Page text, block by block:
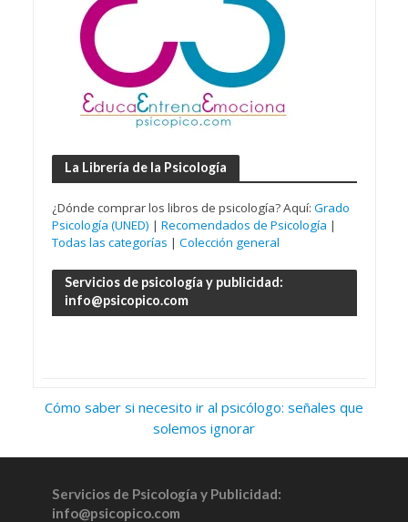
La Librería de la Psicología
¿Dónde comprar los libros de psicología? Aquí: Grado
Psicología (UNED) | Recomendados de Psicología |
Todas las categorías | Colección general
Servicios de psicología y publicidad:
info@psicopico.com
Cómo saber si necesito ir al psicólogo: señales que
solemos ignorar
Servicios de Psicología y Publicidad:
info@psicopico.com